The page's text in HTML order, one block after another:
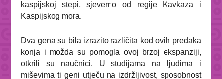
kaspijskoj stepi, sjeverno od regije Kavkaza i
Kaspijskog mora.
Dva gena su bila izrazito različita kod ovih predaka
konja i možda su pomogla ovoj brzoj ekspanziji,
otkrili su naučnici. U studijama na ljudima i
miševima ti geni utječu na izdržljivost, sposobnost